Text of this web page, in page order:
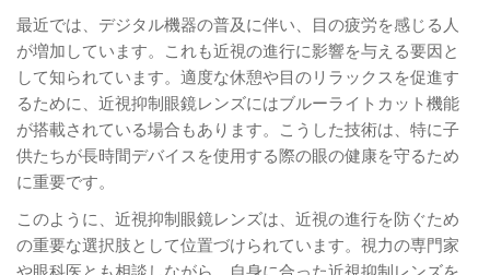
最近では、デジタル機器の普及に伴い、目の疲労を感じる人
が増加しています。これも近視の進行に影響を与える要因と
して知られています。適度な休憩や目のリラックスを促進す
るために、近視抑制眼鏡レンズにはブルーライトカット機能
が搭載されている場合もあります。こうした技術は、特に子
供たちが長時間デバイスを使用する際の眼の健康を守るため
に重要です。
このように、近視抑制眼鏡レンズは、近視の進行を防ぐため
の重要な選択肢として位置づけられています。視力の専門家
や眼科医とも相談しながら、自身に合った近視抑制レンズを